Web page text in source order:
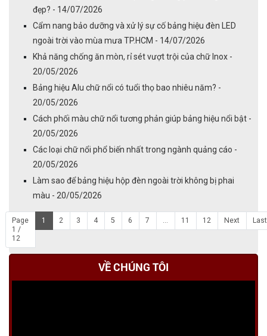
VỀ CHÚNG TÔI
đẹp? - 14/07/2026
Cẩm nang bảo dưỡng và xử lý sự cố bảng hiệu đèn LED
ngoài trời vào mùa mưa TP.HCM - 14/07/2026
Khả năng chống ăn mòn, rỉ sét vượt trội của chữ Inox -
20/05/2026
Bảng hiệu Alu chữ nổi có tuổi thọ bao nhiêu năm? -
20/05/2026
Cách phối màu chữ nổi tương phản giúp bảng hiệu nổi bật -
20/05/2026
Các loại chữ nổi phổ biến nhất trong ngành quảng cáo -
20/05/2026
Làm sao để bảng hiệu hộp đèn ngoài trời không bị phai
màu - 20/05/2026
Page
1 /
12
1 2 3 4 5 6 7 11 12 Next Last